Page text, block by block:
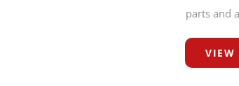
parts and
VIEW